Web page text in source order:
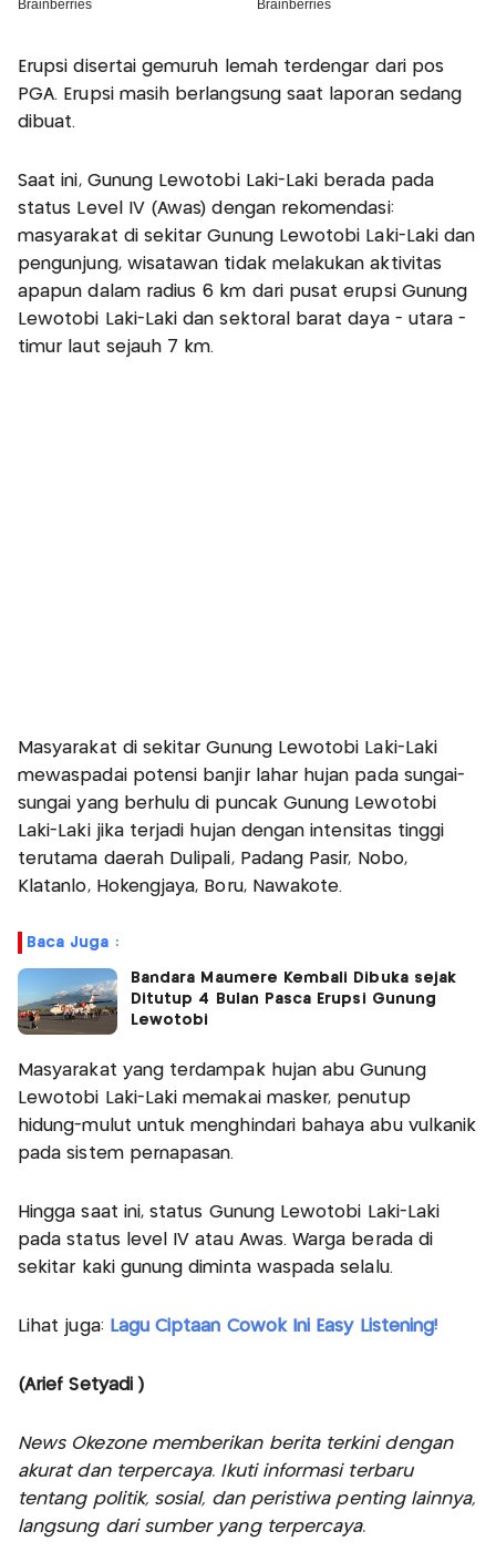
Erupsi disertai gemuruh lemah terdengar dari pos
PGA. Erupsi masih berlangsung saat laporan sedang
dibuat.
Saat ini, Gunung Lewotobi Laki-Laki berada pada
status Level IV (Awas) dengan rekomendasi:
masyarakat di sekitar Gunung Lewotobi Laki-Laki dan
pengunjung, wisatawan tidak melakukan aktivitas
apapun dalam radius 6 km dari pusat erupsi Gunung
Lewotobi Laki-Laki dan sektoral barat daya - utara -
timur laut sejauh 7 km.
Masyarakat di sekitar Gunung Lewotobi Laki-Laki
mewaspadai potensi banjir lahar hujan pada sungai-
sungai yang berhulu di puncak Gunung Lewotobi
Laki-Laki jika terjadi hujan dengan intensitas tinggi
terutama daerah Dulipali, Padang Pasir, Nobo,
Klatanlo, Hokengjaya, Boru, Nawakote.
Baca Juga :
Bandara Maumere Kembali Dibuka sejak
Ditutup 4 Bulan Pasca Erupsi Gunung
Lewotobi
Masyarakat yang terdampak hujan abu Gunung
Lewotobi Laki-Laki memakai masker, penutup
hidung-mulut untuk menghindari bahaya abu vulkanik
pada sistem pernapasan.
Hingga saat ini, status Gunung Lewotobi Laki-Laki
pada status level IV atau Awas. Warga berada di
sekitar kaki gunung diminta waspada selalu.
Lihat juga: Lagu Ciptaan Cowok Ini Easy Listening!
(Arief Setyadi )
News Okezone memberikan berita terkini dengan
akurat dan terpercaya. Ikuti informasi terbaru
tentang politik, sosial, dan peristiwa penting lainnya,
langsung dari sumber yang terpercaya.